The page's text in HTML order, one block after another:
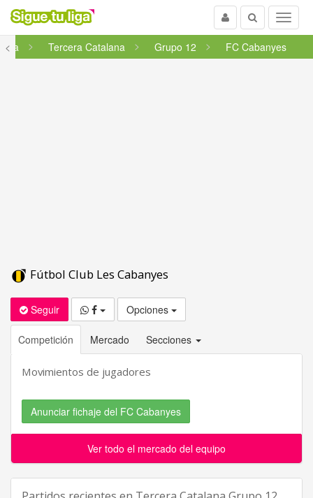
Menu
Buscar
Usuario
<
Tercera Catalana Grupo 12 FC Cabanyes
Fútbol Club Les Cabanyes
Seguir Opciones
Competición Mercado Secciones
Movimientos de jugadores
Anunciar fichaje del FC Cabanyes
Ver todo el mercado del equipo